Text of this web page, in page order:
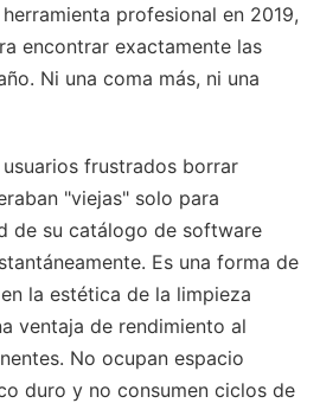
profesional en 2019,
encontrar exactamente las
Ni una coma más, ni una
frustrados borrar
"viejas" solo para
de su catálogo de software
Es una forma de
la estética de la limpieza
ventaja de rendimiento al
No ocupan espacio
duro y no consumen ciclos de